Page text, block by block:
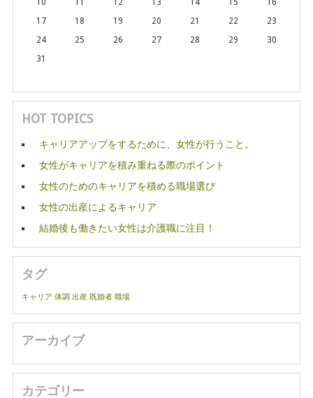
10
11 12 13 14 15
16
17
18 19 20 21 22
23
24
25 26 27 28 29
30
31
HOT TOPICS
キャリアアップをするために、女性が行うこと。
女性がキャリアを積み重ねる際のポイント
女性のためのキャリアを積める職場選び
女性の出産によるキャリア
結婚後も働きたい女性は介護職に注目！
タグ
キャリア 体調 出産 既婚者 職場
アーカイブ
カテゴリー